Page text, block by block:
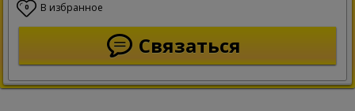
0 В избранное
Связаться